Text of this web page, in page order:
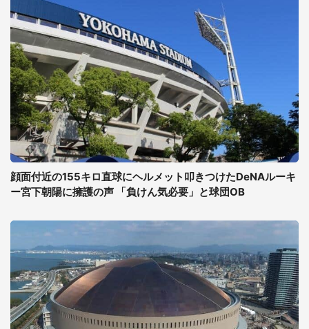
顔面付近の155キロ直球にヘルメット叩きつけたDeNAルーキ
ー宮下朝陽に擁護の声 「負けん気必要」と球団OB